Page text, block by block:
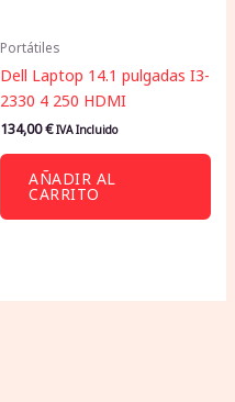
Portátiles
Dell Laptop 14.1 pulgadas I3-
2330 4 250 HDMI
134,00€ IVA Incluido
AÑADIR AL
CARRITO